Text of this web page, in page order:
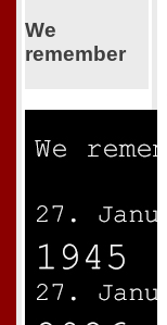
We
remember